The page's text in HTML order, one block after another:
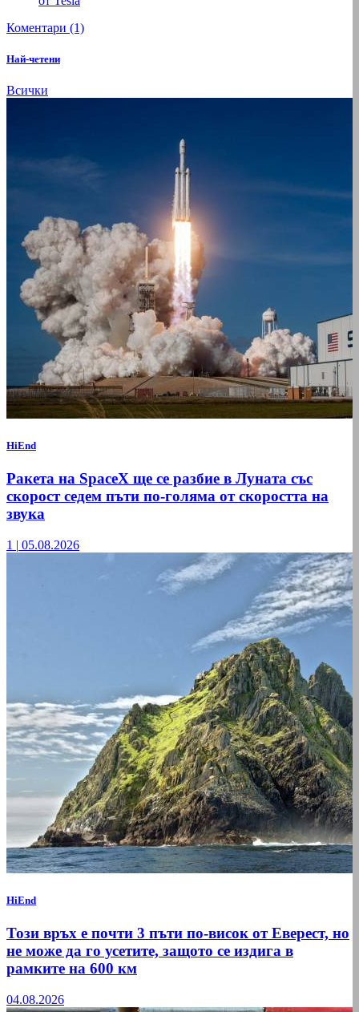
Коментари (1)
Най-четени
Всички
HiEnd
Ракета на SpaceX ще се разбие в Луната със
скорост седем пъти по-голяма от скоростта на
звука
1 | 05.08.2026
HiEnd
Този връх е почти 3 пъти по-висок от Еверест, но
не може да го усетите, защото се издига в
рамките на 600 км
04.08.2026